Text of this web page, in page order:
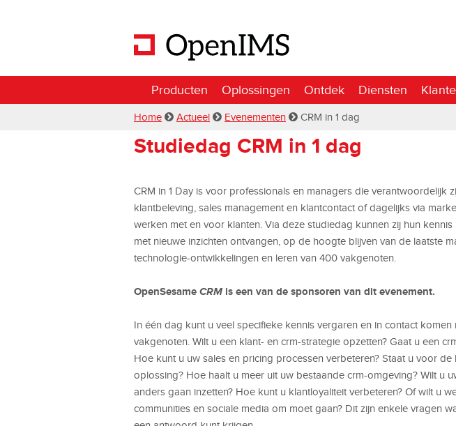
Producten Oplossingen Ontdek Diensten
Home Actueel Evenementen CRM in 1 dag
Studiedag CRM in 1 dag
CRM in 1 Day is voor professionals en managers die verantwoordelijk
klantbeleving, sales management en klantcontact of dagelijks via
werken met en voor klanten. Via deze studiedag kunnen zij hun
met nieuwe inzichten ontvangen, op de hoogte blijven van de laatste
technologie-ontwikkelingen en leren van 400 vakgenoten.
OpenSesame CRM is een van de sponsoren van dit evenement.
In één dag kunt u veel specifieke kennis vergaren en in contact komen
vakgenoten. Wilt u een klant- en crm-strategie opzetten? Gaat u een
Hoe kunt u uw sales en pricing processen verbeteren? Staat u voor de
oplossing? Hoe haalt u meer uit uw bestaande crm-omgeving? Wilt u
anders gaan inzetten? Hoe kunt u klantloyaliteit verbeteren? Of wilt u
communities en sociale media om moet gaan? Dit zijn enkele vragen